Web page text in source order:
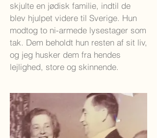
skjulte en jødisk familie, indtil de
blev hjulpet videre til Sverige. Hun
modtog to ni-armede lysestager som
tak. Dem beholdt hun resten af sit liv,
og jeg husker dem fra hendes
lejlighed, store og skinnende.